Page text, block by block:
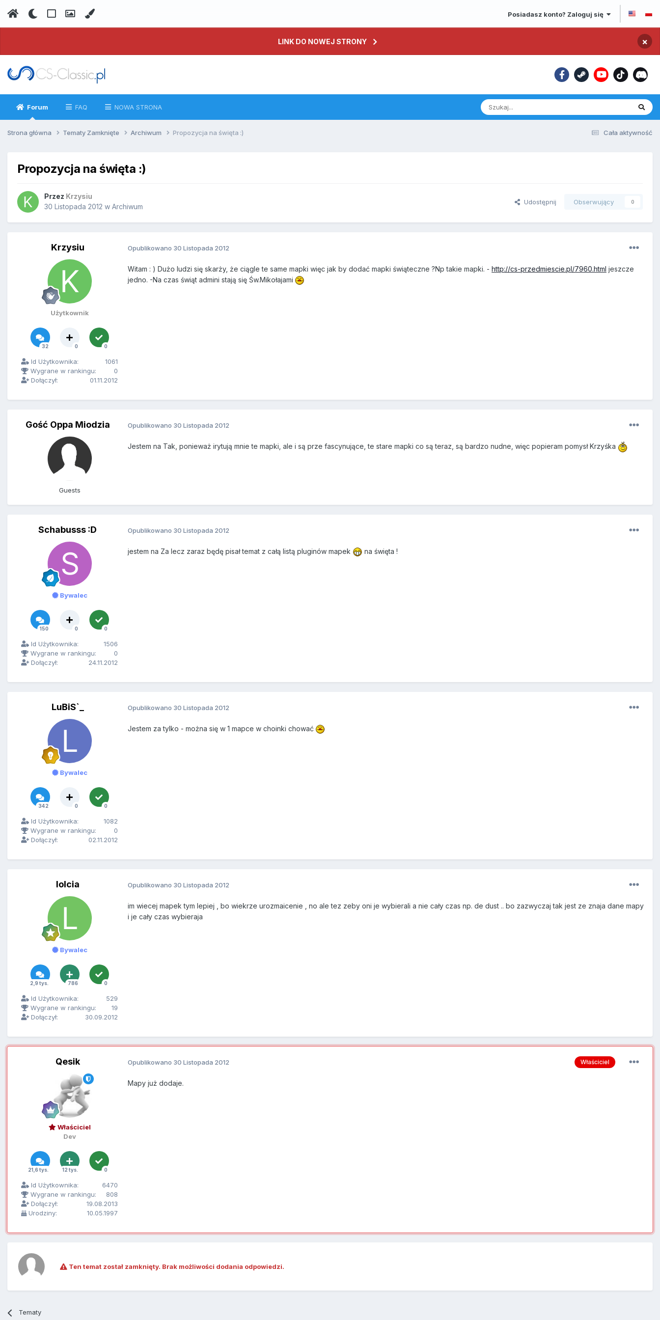
Posiadasz konto? Zaloguj się
LINK DO NOWEJ STRONY ×
Forum FAQ NOWA STRONA
Cała aktywność
Strona główna Tematy Zamknięte Archiwum Propozycja na święta :)
Propozycja na święta :)
Przez Krzysiu
30 Listopada 2012 w Archiwum
Udostępnij Obserwujący 0
Krzysiu
Użytkownik
32 0 0
Id Użytkownika:
1061
Wygrane w rankingu:
0
Dołączył:
01.11.2012
Opublikowano 30 Listopada 2012
Witam : ) Dużo ludzi się skarży, że ciągle te same mapki więc jak by dodać mapki świąteczne ?Np takie mapki. - http://cs-przedmiescie.pl/7960.htmI jeszcze
jedno. -Na czas świąt admini stają się Św.Mikołajami
Gość Oppa Miodzia
Guests
Opublikowano 30 Listopada 2012
Jestem na Tak, ponieważ irytują mnie te mapki, ale i są prze fascynujące, te stare mapki co są teraz, są bardzo nudne, więc popieram pomysł Krzyśka
Schabusss :D
Bywalec
150 0 0
Id Użytkownika:
1506
Wygrane w rankingu:
0
Dołączył:
24.11.2012
Opublikowano 30 Listopada 2012
jestem na Za lecz zaraz będę pisał temat z całą listą pluginów mapek na święta !
LuBiS`_
Bywalec
342 0 0
Id Użytkownika:
1082
Wygrane w rankingu:
0
Dołączył:
02.11.2012
Opublikowano 30 Listopada 2012
Jestem za tylko - można się w 1 mapce w choinki chować
lolcia
Bywalec
2,9 tys. 786 0
Id Użytkownika:
529
Wygrane w rankingu:
19
Dołączył:
30.09.2012
Opublikowano 30 Listopada 2012
im wiecej mapek tym lepiej , bo wiekrze urozmaicenie , no ale tez zeby oni je wybierali a nie cały czas np. de dust .. bo zazwyczaj tak jest ze znaja dane mapy
i je cały czas wybieraja
Qesik
Właściciel
Dev
21,6 tys. 12 tys. 0
Id Użytkownika:
6470
Wygrane w rankingu:
808
Dołączył:
19.08.2013
Urodziny:
10.05.1997
Właściciel
Opublikowano 30 Listopada 2012
Mapy już dodaje.
Ten temat został zamknięty. Brak możliwości dodania odpowiedzi.
Tematy